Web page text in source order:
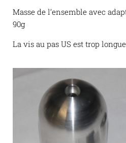
Masse de l’ensemble avec
90g
La vis au pas US est trop